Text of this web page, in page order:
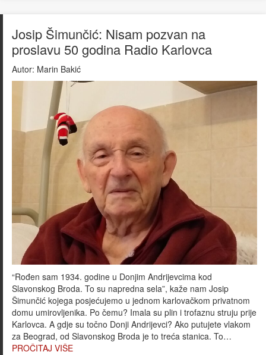
Josip Šimunčić: Nisam pozvan na
proslavu 50 godina Radio Karlovca
Autor: Marin Bakić
“Rođen sam 1934. godine u Donjim Andrijevcima kod
Slavonskog Broda. To su napredna sela”, kaže nam Josip
Šimunčić kojega posjećujemo u jednom karlovačkom privatnom
domu umirovljenika. Po čemu? Imala su plin i trofaznu struju prije
Karlovca. A gdje su točno Donji Andrijevci? Ako putujete vlakom
za Beograd, od Slavonskog Broda je to treća stanica. To…
PROČITAJ VIŠE